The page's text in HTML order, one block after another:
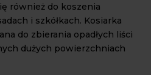
również do koszenia
i szkółkach. Kosiarka
do zbierania opadłych liści
dużych powierzchniach